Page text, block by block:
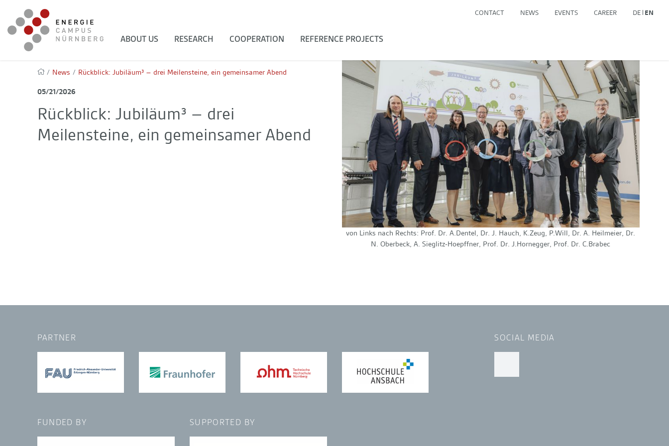
CONTACT NEWS EVENTS CAREER DE EN
ABOUT US RESEARCH COOPERATION REFERENCE PROJECTS
/ News / Rückblick: Jubiläum³ – drei Meilensteine, ein gemeinsamer Abend
05/21/2026
Rückblick: Jubiläum³ – drei
Meilensteine, ein gemeinsamer Abend
von Links nach Rechts: Prof. Dr. A.Dentel, Dr. J. Hauch, K.Zeug, P.Will, Dr. A. Heilmeier, Dr.
N. Oberbeck, A. Sieglitz-Hoepffner, Prof. Dr. J.Hornegger, Prof. Dr. C.Brabec
SOCIAL MEDIA
PARTNER
FUNDED BY SUPPORTED BY